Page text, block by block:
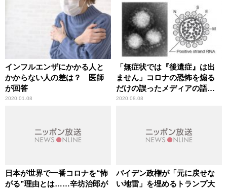
インフルエンザにかかる人と
かからない人の差は？ 医師
が回答
2020.01.08
「無症状では『後遺症』は出
ません」コロナの恐怖を煽る
だけの誤ったメディアの語法
に辛坊治郎が異議
2020.08.08
日本が世界で一番コロナを“怖
がる”理由とは……辛坊治郎が
バイデン政権が「元に戻せな
い地雷」を埋めるトランプ大